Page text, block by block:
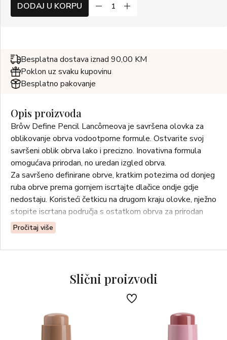
DODAJ U KORPU
Besplatna dostava iznad 90,00 KM
Poklon uz svaku kupovinu
Besplatno pakovanje
Opis proizvoda
Brôw Define Pencil Lancômeova je savršena olovka za
oblikovanje obrva vodootporne formule. Ostvarite svoj
savršeni oblik obrva lako i precizno. Inovativna formula
omogućava prirodan, no uredan izgled obrva.
Za savršeno definirane obrve, kratkim potezima od donjeg
ruba obrve prema gornjem iscrtajte dlačice ondje gdje
nedostaju. Koristeći četkicu na drugom kraju olovke, nježno
stopite iscrtana područja s ostatkom obrva za prirodan
izgled.
Pročitaj više
Slični proizvodi